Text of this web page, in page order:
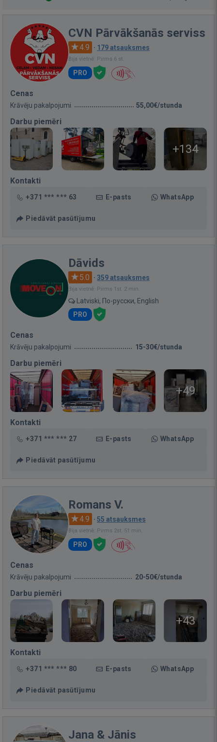
CVN Pārvākšanās serviss
4.9 · 179 atsauksmes
Bija vietnē: Pirms 6 st.
PRO
Cenas
Krāvēju pakalpojumi 55,00€/stunda
Darbu piemēri
+134
Kontakti
+371 *** *** 63 E-pasts WhatsApp
Piedāvāt pasūtījumu
Dāvids
5.0 · 359 atsauksmes
Bija vietnē: Pirms 1st. 2 min.
Latviski, По-русски, English
PRO
Cenas
Krāvēju pakalpojumi 15-30€/stunda
Darbu piemēri
+49
Kontakti
+371 *** *** 27 E-pasts WhatsApp
Piedāvāt pasūtījumu
Romans V.
4.9 · 55 atsauksmes
Bija vietnē: Pirms 2st. 51 min.
PRO
Cenas
Krāvēju pakalpojumi 20-50€/stunda
Darbu piemēri
+43
Kontakti
+371 *** *** 80 E-pasts WhatsApp
Piedāvāt pasūtījumu
Jana & Jānis